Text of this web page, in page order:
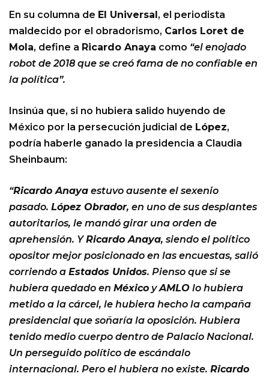
En su columna de El Universal, el periodista
maldecido por el obradorismo, Carlos Loret de
Mola, define a Ricardo Anaya como “el enojado
robot de 2018 que se creó fama de no confiable en
la política”.
Insinúa que, si no hubiera salido huyendo de
México por la persecución judicial de López,
podría haberle ganado la presidencia a Claudia
Sheinbaum:
“Ricardo Anaya estuvo ausente el sexenio
pasado. López Obrador, en uno de sus desplantes
autoritarios, le mandó girar una orden de
aprehensión. YRicardo Anaya, siendo el político
opositor mejor posicionado en las encuestas, salió
corriendo a Estados Unidos. Pienso que si se
hubiera quedado en México yAMLO lo hubiera
metido a la cárcel, le hubiera hecho la campaña
presidencial que soñaría la oposición. Hubiera
tenido medio cuerpo dentro de Palacio Nacional.
Un perseguido político de escándalo
internacional. Pero el hubiera no existe. Ricardo